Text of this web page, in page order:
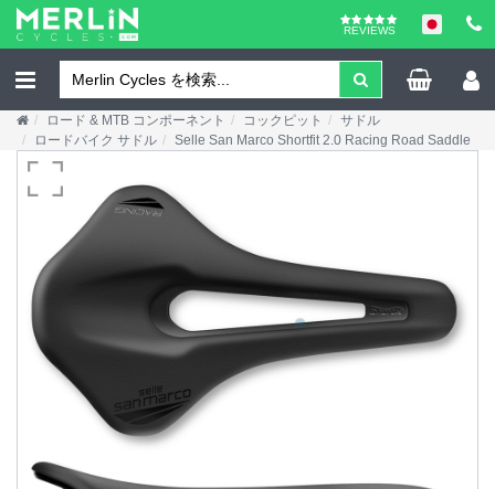
REVIEWS
ロード & MTB コンポーネント コックピット
サドル
ロードバイク サドル
Selle San Marco Shortfit 2.0 Racing Road Saddle